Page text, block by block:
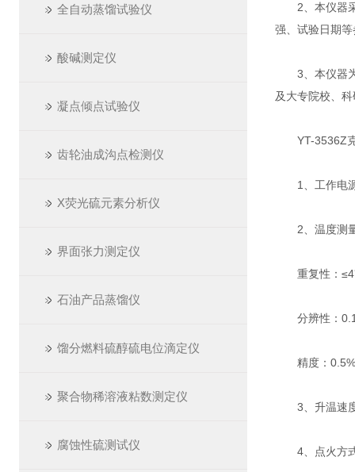
全自动蒸馏试验仪
酸碱测定仪
凝点倾点试验仪
齿轮油成沟点检测仪
X荧光硫元素分析仪
界面张力测定仪
石油产品蒸馏仪
馏分燃料硫醇硫电位滴定仪
聚合物稀溶液粘数测定仪
腐蚀性硫测试仪
2、本仪器采
强、试验日期
3、本仪器为
及大专院校、
YT-3536Z克
1、工作电源
2、温度测量
重复性：
分辨性：
精度：0.5%
3、升温速度
4、点火方式